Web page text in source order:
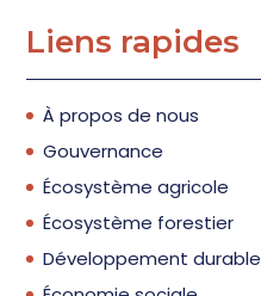
Liens rapides
À propos de nous
Gouvernance
Écosystème agricole
Écosystème forestier
Développement durable